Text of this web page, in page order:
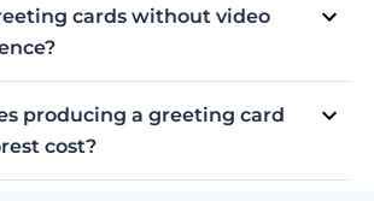
cards without video
customizable templates
cards, you can create stunning and
without any prior video editing
offers a user-friendly platform
from a wide range of
producing a greeting card
cost?
animated greeting card with